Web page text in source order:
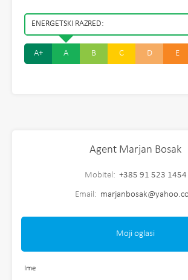
ENERGETSKI RAZRED:
A+ A B C D E
Agent Marjan Bosak
Mobitel: +385 91 523 1454
Email:
Moji oglasi
Ime